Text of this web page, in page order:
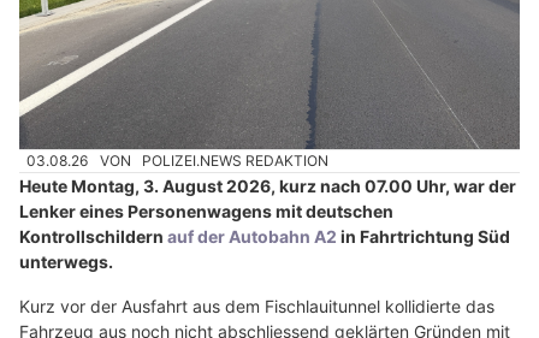
03.08.26 VON POLIZEI.NEWS REDAKTION
Heute Montag, 3. August 2026, kurz nach 07.00 Uhr, war der
Lenker eines Personenwagens mit deutschen
Kontrollschildern auf der Autobahn A2 in Fahrtrichtung Süd
unterwegs.
Kurz vor der Ausfahrt aus dem Fischlauitunnel kollidierte das
Fahrzeug aus noch nicht abschliessend geklärten Gründen mit